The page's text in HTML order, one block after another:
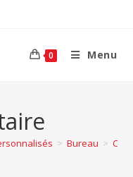
0 Menu
> Bureau >